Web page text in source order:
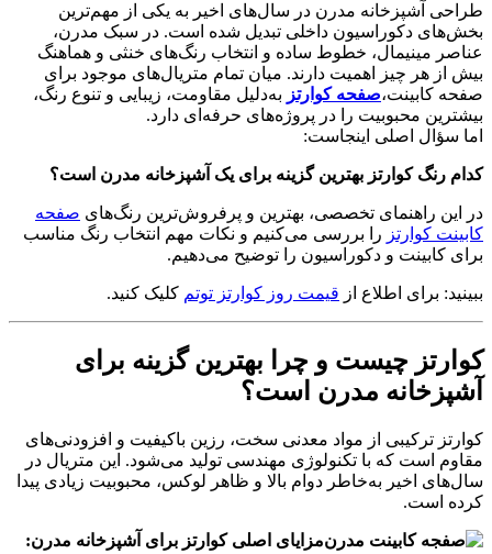
طراحی آشپزخانه مدرن در سال‌های اخیر به یکی از مهم‌ترین
بخش‌های دکوراسیون داخلی تبدیل شده است. در سبک مدرن،
عناصر مینیمال، خطوط ساده و انتخاب رنگ‌های خنثی و هماهنگ
بیش از هر چیز اهمیت دارند. میان تمام متریال‌های موجود برای
صفحه کابینت،صفحه کوارتز به‌دلیل مقاومت، زیبایی و تنوع رنگ،
بیشترین محبوبیت را در پروژه‌های حرفه‌ای دارد.
اما سؤال اصلی اینجاست:
کدام رنگ کوارتز بهترین گزینه برای یک آشپزخانه مدرن است؟
در این راهنمای تخصصی، بهترین و پرفروش‌ترین رنگ‌های صفحه
کابینت کوارتز را بررسی می‌کنیم و نکات مهم انتخاب رنگ مناسب
برای کابینت و دکوراسیون را توضیح می‌دهیم.
ببینید: برای اطلاع از قیمت روز کوارتز توتم کلیک کنید.
کوارتز چیست و چرا بهترین گزینه برای
آشپزخانه مدرن است؟
کوارتز ترکیبی از مواد معدنی سخت، رزین باکیفیت و افزودنی‌های
مقاوم است که با تکنولوژی مهندسی تولید می‌شود. این متریال در
سال‌های اخیر به‌خاطر دوام بالا و ظاهر لوکس، محبوبیت زیادی پیدا
کرده است.
مزایای اصلی کوارتز برای آشپزخانه مدرن: